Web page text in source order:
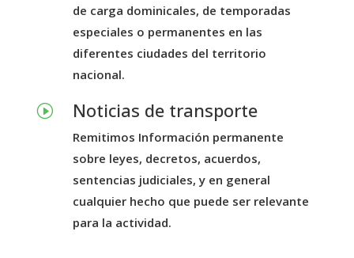
de carga dominicales, de temporadas
especiales o permanentes en las
diferentes ciudades del territorio
nacional.
I Noticias de transporte
Remitimos Información permanente
sobre leyes, decretos, acuerdos,
sentencias judiciales, y en general
cualquier hecho que puede ser relevante
para la actividad.